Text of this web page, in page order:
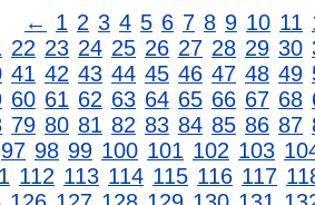
← 1 2 3 4 5 6 7 8 9 10 11
22 23 24 25 26 27 28 29 30
41 42 43 44 45 46 47 48 49
60 61 62 63 64 65 66 67 68
79 80 81 82 83 84 85 86 87
97 98 99 100 101 102 103
112 113 114 115 116 117